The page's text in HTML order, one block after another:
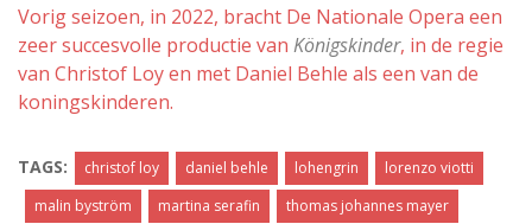
Vorig seizoen, in 2022, bracht De Nationale Opera een
zeer succesvolle productie van Königskinder, in de regie
van Christof Loy en met Daniel Behle als een van de
koningskinderen.
TAGS: christof loy daniel behle lohengrin
lorenzo viotti
malin byström
martina serafin thomas johannes mayer